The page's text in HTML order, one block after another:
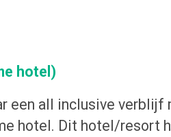
hotel)
een all inclusive
hotel. Dit hotel/resort